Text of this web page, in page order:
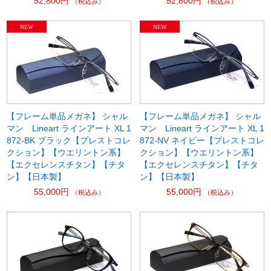
【フレーム単品メガネ】 シャル
マン Lineart ラインアート XL 1
872-BK ブラック【プレストコレ
クション】【ウエリントン系】
【エクセレンスチタン】【チタ
ン】【日本製】
55,000円
（税込み）
【フレーム単品メガネ】 シャル
マン Lineart ラインアート XL 1
872-NV ネイビー【プレストコレ
クション】【ウエリントン系】
【エクセレンスチタン】【チタ
ン】【日本製】
55,000円
（税込み）